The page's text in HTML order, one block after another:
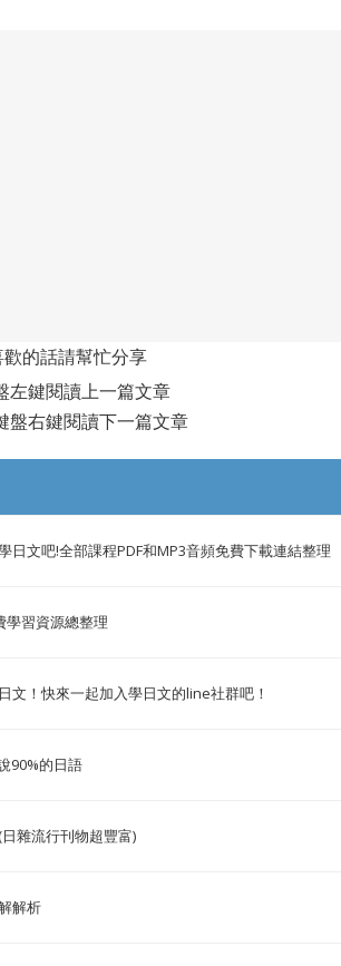
歡的話請幫忙分享
左鍵閱讀上一篇文章
盤右鍵閱讀下一篇文章
日文吧!全部課程PDF和MP3音頻免費下載連結整理
學習資源總整理
文！快來一起加入學日文的line社群吧！
90%的日語
雜流行刊物超豐富)
解析